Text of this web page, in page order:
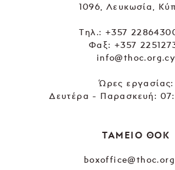
1096, Λευκωσία,
Tηλ.: +357
Φαξ: +357
info@thoc.org.cy
Ώρες εργασίας:
Δευτέρα - Παρασκευή:
ΤΑΜΕΙΟ ΘΟΚ